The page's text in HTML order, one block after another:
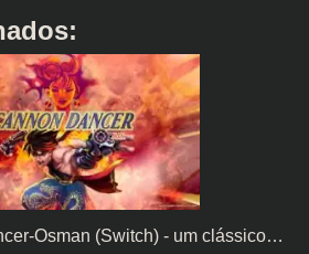
Osman (Switch) - um clássico…